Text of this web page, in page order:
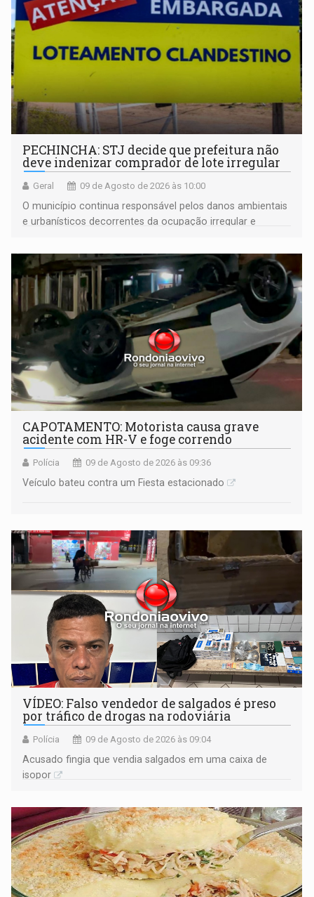
PECHINCHA: STJ decide que prefeitura não
deve indenizar comprador de lote irregular
Geral 09 de Agosto de 2026 às 10:00
O município continua responsável pelos danos ambientais
e urbanísticos decorrentes da ocupação irregular e
CAPOTAMENTO: Motorista causa grave
acidente com HR-V e foge correndo
Polícia 09 de Agosto de 2026 às 09:36
Veículo bateu contra um Fiesta estacionado
VÍDEO: Falso vendedor de salgados é preso
por tráfico de drogas na rodoviária
Polícia 09 de Agosto de 2026 às 09:04
Acusado fingia que vendia salgados em uma caixa de
isopor